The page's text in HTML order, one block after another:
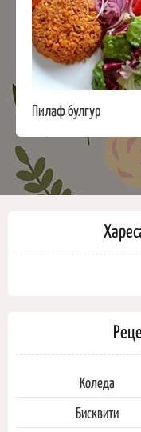
Пилаф булгур
Коледа
Бисквити